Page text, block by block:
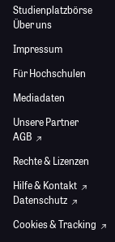
Studienplatzbörse
Über uns
Impressum
Für Hochschulen
Mediadaten
Unsere Partner
AGB
Rechte & Lizenzen
Hilfe & Kontakt
Datenschutz
Cookies & Tracking